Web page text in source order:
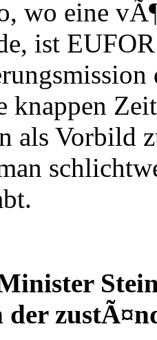
wo eine
ist
knappen
als Vorbild
der